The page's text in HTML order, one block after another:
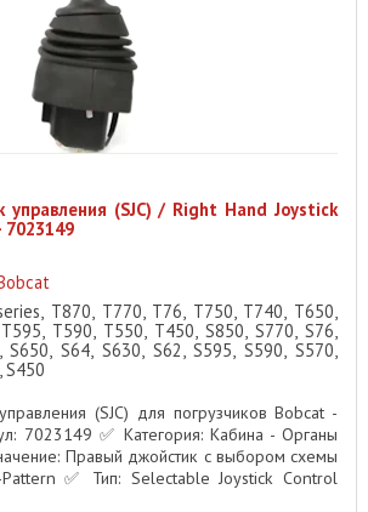
управления (SJC) / Right Hand Joystick
7023149
T870, T770, T76, T750, T740, T650,
T590, T550, T450, S850, S770, S76,
S650, S64, S630, S62, S595, S590, S570,
S450
(SJC) для погрузчиков Bobcat -
7023149 ✅ Категория: Кабина - Органы
Правый джойстик с выбором схемы
Pattern ✅ Тип: Selectable Joystick Control